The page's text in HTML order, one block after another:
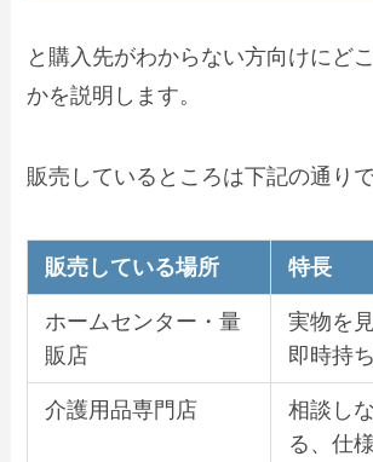
と購入先がわからない方向けにど
かを説明します。
販売しているところは下記の通りで
販売している場所 特長
ホームセンター・量
販店
実物を
即時持
介護用品専門店
相談し
る、仕